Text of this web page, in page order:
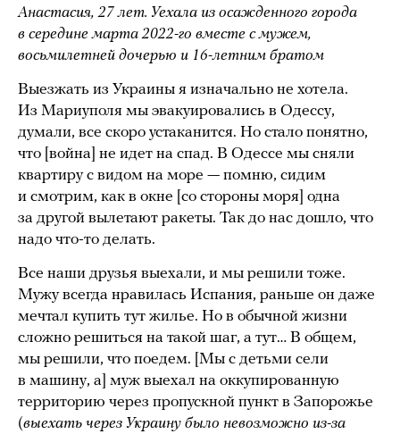
Анастасия, 27 лет. Уехала из осажденного города
в серединемарта 2022-го вместе с мужем,
восьмилетней дочерью и 16-летним братом
Выезжать из Украины я изначально не хотела.
Из Мариуполя мы эвакуировались в Одессу,
думали, все скоро устаканится. Но стало понятно,
что [война] не идет на спад. В Одессе мы сняли
квартиру с видом на море — помню, сидим
и смотрим, как в окне [со стороны моря] одна
за другой вылетают ракеты. Так до нас дошло, что
надо что-то делать.
Все наши друзья выехали, и мы решили тоже.
Мужу всегда нравилась Испания, раньше он даже
мечтал купить тут жилье. Но в обычной жизни
сложно решиться на такой шаг, а тут… В общем,
мы решили, что поедем. [Мы с детьми сели
в машину, а] муж выехал на оккупированную
территорию через пропускной пункт в Запорожье
(выехать через Украину было невозможно из-за